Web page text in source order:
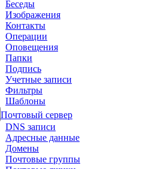
Беседы
Изображения
Контакты
Операции
Оповещения
Папки
Подпись
Учетные записи
Фильтры
Шаблоны
Почтовый сервер
DNS записи
Адресные данные
Домены
Почтовые группы